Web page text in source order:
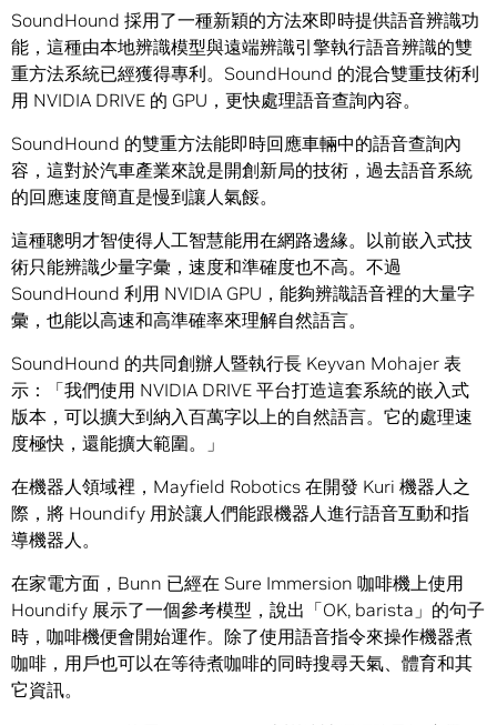
SoundHound 採用了一種新穎的方法來即時提供語音辨識功
能，這種由本地辨識模型與遠端辨識引擎執行語音辨識的雙
重方法系統已經獲得專利。SoundHound 的混合雙重技術利
用 NVIDIA DRIVE 的 GPU，更快處理語音查詢內容。
SoundHound 的雙重方法能即時回應車輛中的語音查詢內
容，這對於汽車產業來說是開創新局的技術，過去語音系統
的回應速度簡直是慢到讓人氣餒。
這種聰明才智使得人工智慧能用在網路邊緣。以前嵌入式技
術只能辨識少量字彙，速度和準確度也不高。不過
SoundHound 利用 NVIDIA GPU，能夠辨識語音裡的大量字
彙，也能以高速和高準確率來理解自然語言。
SoundHound 的共同創辦人暨執行長 Keyvan Mohajer 表
示：「我們使用 NVIDIA DRIVE 平台打造這套系統的嵌入式
版本，可以擴大到納入百萬字以上的自然語言。它的處理速
度極快，還能擴大範圍。」
在機器人領域裡，Mayfield Robotics 在開發 Kuri 機器人之
際，將 Houndify 用於讓人們能跟機器人進行語音互動和指
導機器人。
在家電方面，Bunn 已經在 Sure Immersion 咖啡機上使用
Houndify 展示了一個參考模型，說出「OK, barista」的句子
時，咖啡機便會開始運作。除了使用語音指令來操作機器煮
咖啡，用戶也可以在等待煮咖啡的同時搜尋天氣、體育和其
它資訊。